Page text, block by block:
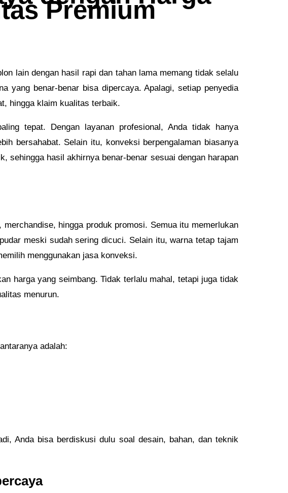
Premium
lain dengan hasil rapi dan tahan lama memang tidak selalu
yang benar-benar bisa dipercaya. Apalagi, setiap penyedia
hingga klaim kualitas terbaik.
tepat. Dengan layanan profesional, Anda tidak hanya
bersahabat. Selain itu, konveksi berpengalaman biasanya
sehingga hasil akhirnya benar-benar sesuai dengan harapan
hingga produk promosi. Semua itu memerlukan
meski sudah sering dicuci. Selain itu, warna tetap tajam
menggunakan jasa konveksi.
harga yang seimbang. Tidak terlalu mahal, tetapi juga tidak
menurun.
adalah:
Anda bisa berdiskusi dulu soal desain, bahan, dan teknik